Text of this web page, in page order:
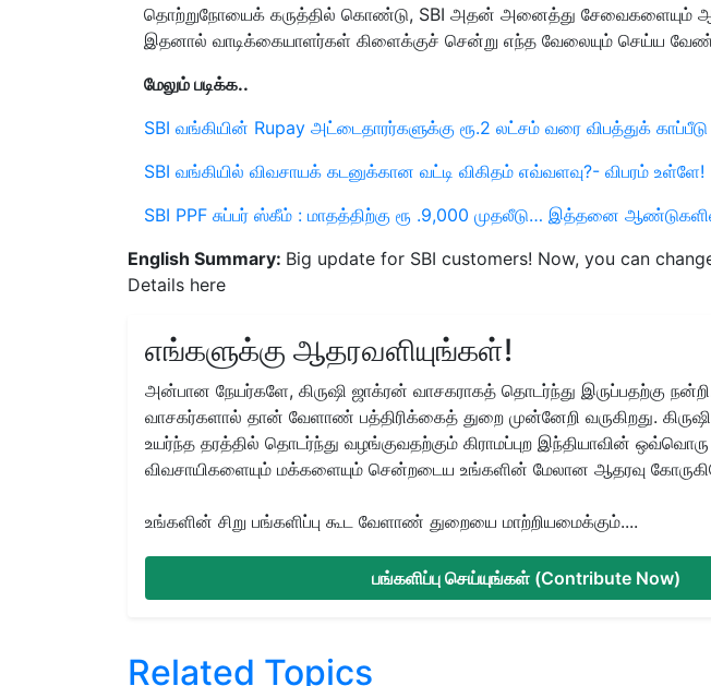
தொற்றுநோயைக் கருத்தில் கொண்டு, SBI அதன் அனைத்து சேவைகளையும்
இதனால் வாடிக்கையாளர்கள் கிளைக்குச் சென்று எந்த வேலையும் செய்ய
மேலும் படிக்க..
SBI வங்கியின் Rupay அட்டைதாரர்களுக்கு ரூ.2 லட்சம் வரை விபத்துக் காப்பீடு
SBI வங்கியில் விவசாயக் கடனுக்கான வட்டி விகிதம் எவ்வளவு?- விபரம் உள்ளே!
SBI PPF சுப்பர் ஸ்கீம் : மாதத்திற்கு ரூ .9,000 முதலீடு… இத்தனை
English Summary: Big update for SBI customers! Now, you can
Details here
எங்களுக்கு ஆதரவளியுங்கள்!
அன்பான நேயர்களே, கிருஷி ஜாக்ரன் வாசகராகத் தொடர்ந்து இருப்பதற்கு
வாசகர்களால் தான் வேளாண் பத்திரிக்கைத் துறை முன்னேறி வருகிறது.
உயர்ந்த தரத்தில் தொடர்ந்து வழங்குவதற்கும் கிராமப்புற இந்தியாவின்
விவசாயிகளையும் மக்களையும் சென்றடைய உங்களின் மேலான ஆதரவு
உங்களின் சிறு பங்களிப்பு கூட வேளாண் துறையை மாற்றியமைக்கும்....
பங்களிப்பு செய்யுங்கள் (Contribute Now)
Related Topics